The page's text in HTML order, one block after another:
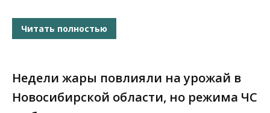
Читать полностью
Недели жары повлияли на урожай в
Новосибирской области, но режима ЧС